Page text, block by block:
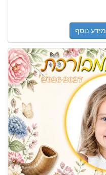
מידע נוסף